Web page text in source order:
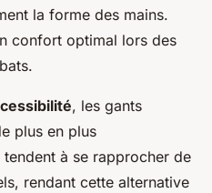
la forme des mains.
confort optimal lors des
, les gants
plus en plus
à se rapprocher de
rendant cette alternative